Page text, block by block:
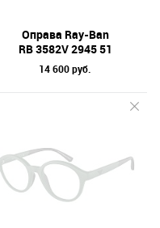
Оправа Ray-Ban
RB 3582V 2945 51
14 600 руб.